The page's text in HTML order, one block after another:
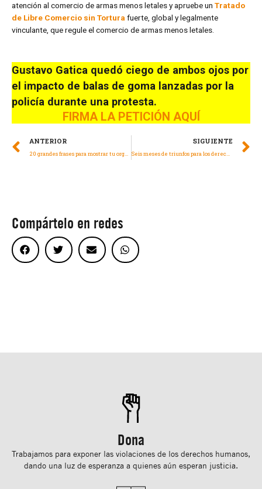
atención al comercio de armas menos letales y apruebe un Tratado
de Libre Comercio sin Tortura fuerte, global y legalmente
vinculante, que regule el comercio de armas menos letales.
Gustavo Gatica quedó ciego de ambos ojos por
el impacto de balas de goma lanzadas por la
policía durante una protesta.
FIRMA LA PETICIÓN AQUÍ
ANTERIOR
20 grandes frases para mostrar tu orgullo LGBTTTIQA+
SIGUIENTE
Seis meses de triunfos para los derechos humanos
Compártelo en redes
Dona
Trabajamos para exponer las violaciones de los derechos humanos,
dando una luz de esperanza a quienes aún esperan justicia.